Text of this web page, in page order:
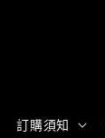
訂購須知